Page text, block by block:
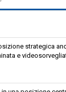
strategica
e